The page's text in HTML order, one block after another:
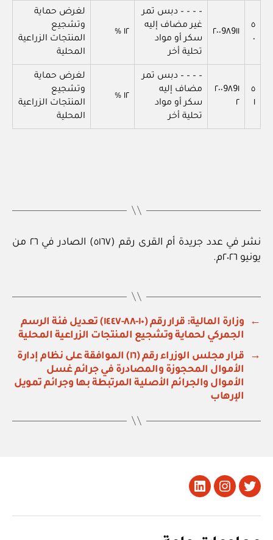
٥
٠
٢٠٠9٨9١١
– – – – دبس تمر
غير مضاف إليه
سكر أو مواد
تحلية أخر
١٢ %
لغرض حماية
وتشجيع
المنتجات الزراعية
المحلية
٥
١
٢٠٠9٨9١
٢
– – – – دبس تمر
مضاف إليه
سكر أو مواد
تحلية أخر
١٢ %
لغرض حماية
وتشجيع
المنتجات الزراعية
المحلية
نشر في عدد جريدة أم القرى رقم (٥١٦٧) الصادر في ٢٦ من
يونيو ٢٠٢٦م.
←
وزارة المالية: قرار رقم (١٠‏-٨٨‏-١٤٤٧) تعديل فئة الرسم
الجمركي لحماية وتشجيع المنتجات الزراعية المحلية
→
قرار مجلس الوزراء رقم (١٦) الموافقة على نظام إدارة
الأموال المحجوزة والمصادرة في جرائم غسل
الأموال والجرائم الأصلية المرتبطة بها وجرائم تمويل
الإرهاب
تويتر Instagram
LinkedIn